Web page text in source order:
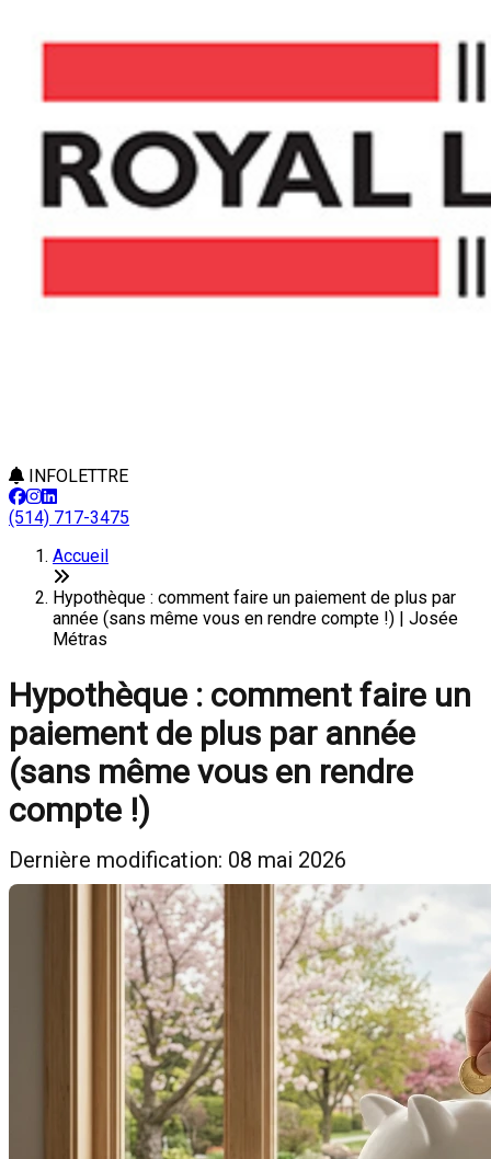
INFOLETTRE
(514) 717-3475
Accueil
Hypothèque : comment faire un paiement de plus par
année (sans même vous en rendre compte !) | Josée
Métras
Hypothèque : comment faire un
paiement de plus par année
(sans même vous en rendre
compte !)
Dernière modification: 08 mai 2026